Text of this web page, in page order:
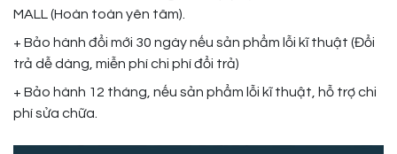
MALL (Hoàn toàn yên tâm).
+ Bảo hành đổi mới 30 ngày nếu sản phẩm lỗi kĩ thuật (Đổi
trả dễ dàng, miễn phí chi phí đổi trả)
+ Bảo hành 12 tháng, nếu sản phẩm lỗi kĩ thuật, hỗ trợ chi
phí sửa chữa.